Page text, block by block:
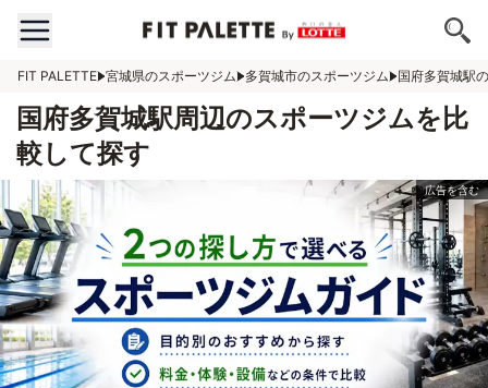
FIT PALETTE 宮城県のスポーツジム 多賀城市のスポーツジム 国府多賀城駅
国府多賀城駅周辺のスポーツジムを比
較して探す